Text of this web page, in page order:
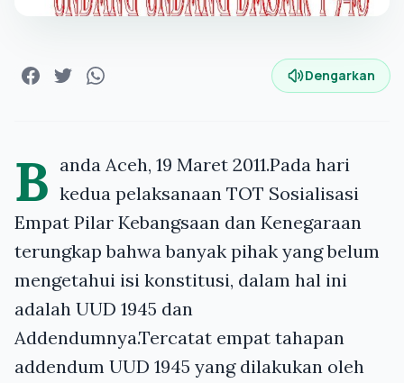
Dengarkan
B anda Aceh, 19 Maret 2011.Pada hari
kedua pelaksanaan TOT Sosialisasi
Empat Pilar Kebangsaan dan Kenegaraan
terungkap bahwa banyak pihak yang belum
mengetahui isi konstitusi, dalam hal ini
adalah UUD 1945 dan
Addendumnya.Tercatat empat tahapan
addendum UUD 1945 yang dilakukan oleh